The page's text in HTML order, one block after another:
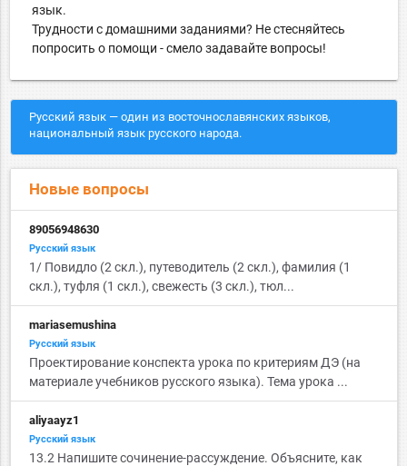
язык.
Трудности с домашними заданиями? Не стесняйтесь
попросить о помощи - смело задавайте вопросы!
Русский язык — один из восточнославянских языков,
национальный язык русского народа.
Новые вопросы
89056948630
Русский язык
1/ Повидло (2 скл.), путеводитель (2 скл.), фамилия (1
скл.), туфля (1 скл.), свежесть (3 скл.), тюл...
mariasemushina
Русский язык
Проектирование конспекта урока по критериям ДЭ (на
материале учебников русского языка). Тема урока ...
aliyaayz1
Русский язык
13.2 Напишите сочинение-рассуждение. Объясните, как